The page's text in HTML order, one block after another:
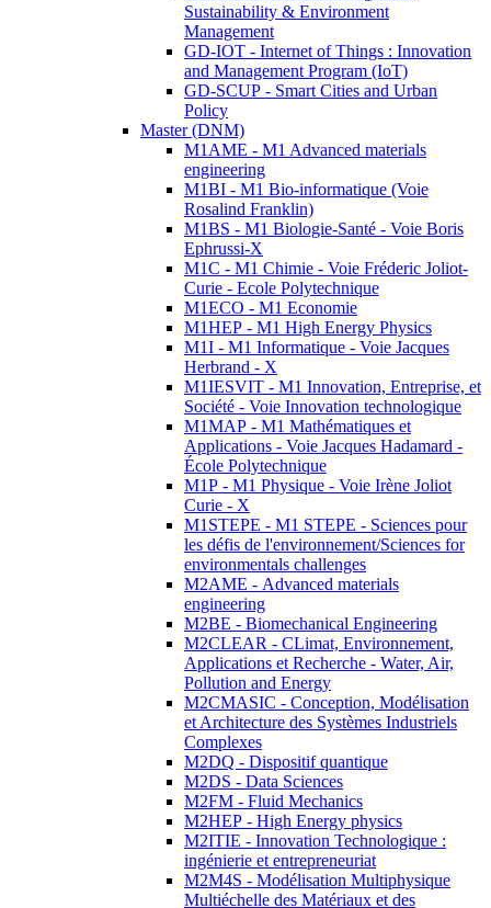
Sustainability & Environment
Management
GD-IOT - Internet of Things : Innovation
and Management Program (IoT)
GD-SCUP - Smart Cities and Urban
Policy
Master (DNM)
M1AME - M1 Advanced materials
engineering
M1BI - M1 Bio-informatique (Voie
Rosalind Franklin)
M1BS - M1 Biologie-Santé - Voie Boris
Ephrussi-X
M1C - M1 Chimie - Voie Fréderic Joliot-
Curie - Ecole Polytechnique
M1ECO - M1 Economie
M1HEP - M1 High Energy Physics
M1I - M1 Informatique - Voie Jacques
Herbrand - X
M1IESVIT - M1 Innovation, Entreprise, et
Société - Voie Innovation technologique
M1MAP - M1 Mathématiques et
Applications - Voie Jacques Hadamard -
École Polytechnique
M1P - M1 Physique - Voie Irène Joliot
Curie - X
M1STEPE - M1 STEPE - Sciences pour
les défis de l'environnement/Sciences for
environmentals challenges
M2AME - Advanced materials
engineering
M2BE - Biomechanical Engineering
M2CLEAR - CLimat, Environnement,
Applications et Recherche - Water, Air,
Pollution and Energy
M2CMASIC - Conception, Modélisation
et Architecture des Systèmes Industriels
Complexes
M2DQ - Dispositif quantique
M2DS - Data Sciences
M2FM - Fluid Mechanics
M2HEP - High Energy physics
M2ITIE - Innovation Technologique :
ingénierie et entrepreneuriat
M2M4S - Modélisation Multiphysique
Multiéchelle des Matériaux et des